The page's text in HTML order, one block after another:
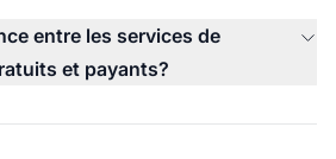
entre les services de
et payants?